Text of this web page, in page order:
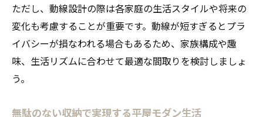
ただし、動線設計の際は各家庭の生活スタイルや将来の
変化も考慮することが重要です。動線が短すぎるとプラ
イバシーが損なわれる場合もあるため、家族構成や趣
味、生活リズムに合わせて最適な間取りを検討しましょ
う。
無駄のない収納で実現する平屋モダン生活